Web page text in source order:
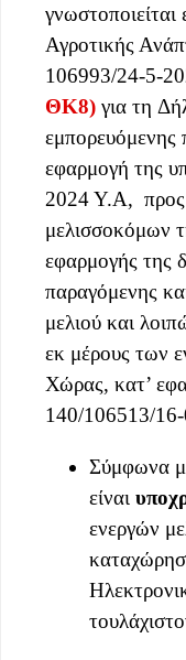
Αγροτικής
106993/24-5-
ΘΚ8) για τη
εμπορευόμενης
εφαρμογή της
2024 Υ.Α,
μελισσοκόμων
εφαρμογής της
παραγόμενης
μελιού και
εκ μέρους των
Χώρας, κατ’
140/106513/
Σύμφωνα
είναι
ενεργών